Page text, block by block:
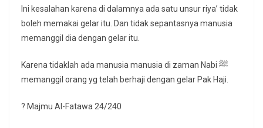
Ini kesalahan karena di dalamnya ada satu unsur riya’ tidak
boleh memakai gelar itu. Dan tidak sepantasnya manusia
memanggil dia dengan gelar itu.
Karena tidaklah ada manusia manusia di zaman Nabi ﷺ
memanggil orang yg telah berhaji dengan gelar Pak Haji.
? Majmu Al-Fatawa 24/240